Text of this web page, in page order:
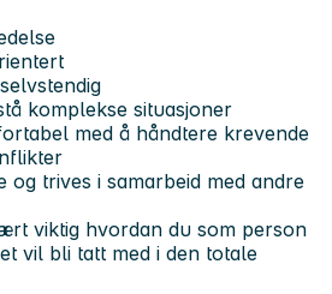
komplekse situasjoner
med å håndtere krevende
og trives i samarbeid med andre
viktig hvordan du som person
vil bli tatt med i den totale